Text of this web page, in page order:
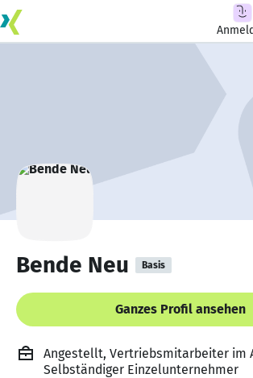
Bende Neu Basis
Ganzes Profil ansehen
Angestellt, Vertriebsmitarbeiter im
Selbständiger Einzelunternehmer